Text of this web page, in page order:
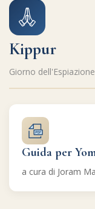
Kippur
Giorno
Guida per
a cura di Joram